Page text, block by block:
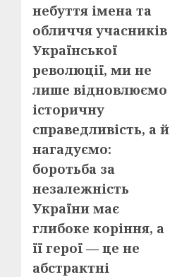
небуття імена та
обличчя учасників
Української
революції, ми не
лише відновлюємо
історичну
справедливість, а й
нагадуємо:
боротьба за
незалежність
України має
глибоке коріння, а
її герої — це не
абстрактні